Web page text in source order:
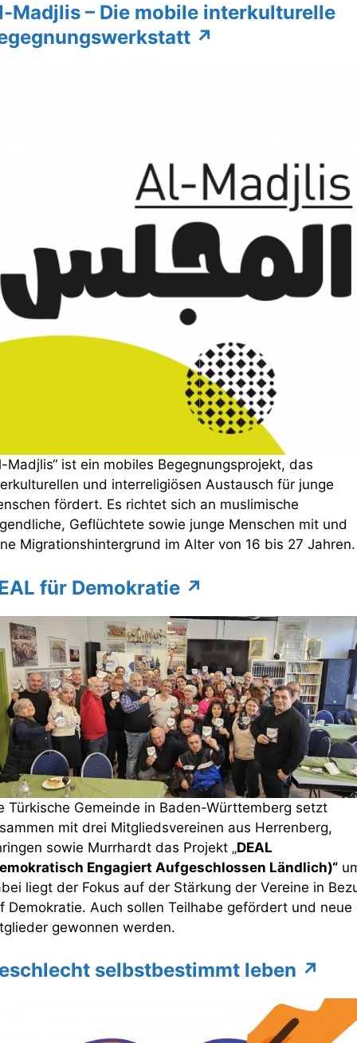
Madjlis – Die mobile interkulturelle
↗
Madjlis“ ist ein mobiles Begegnungsprojekt, das
und interreligiösen Austausch für junge
fördert. Es richtet sich an muslimische
Geflüchtete sowie junge Menschen mit und
Migrationshintergrund im Alter von 16 bis 27 Jahren.
für Demokratie ↗
Türkische Gemeinde in Baden-Württemberg setzt
mit drei Mitgliedsvereinen aus Herrenberg,
sowie Murrhardt das Projekt „DEAL
Engagiert Aufgeschlossen Ländlich)“
liegt der Fokus auf der Stärkung der Vereine in
Demokratie. Auch sollen Teilhabe gefördert und neue
gewonnen werden.
selbstbestimmt leben ↗